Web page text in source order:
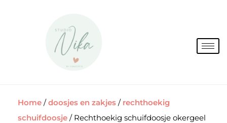
Home /doosjes en zakjes / rechthoekig
schuifdoosje / Rechthoekig schuifdoosje okergeel